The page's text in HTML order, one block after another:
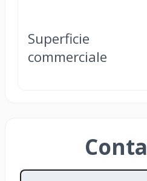
Superficie
commerciale